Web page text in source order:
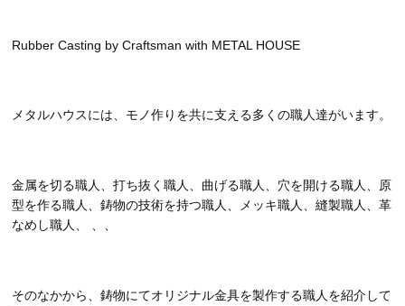
Rubber Casting by Craftsman with METAL HOUSE
メタルハウスには、モノ作りを共に支える多くの職人達がいます。
金属を切る職人、打ち抜く職人、曲げる職人、穴を開ける職人、原
型を作る職人、鋳物の技術を持つ職人、メッキ職人、縫製職人、革
なめし職人、 、、
そのなかから、鋳物にてオリジナル金具を製作する職人を紹介して